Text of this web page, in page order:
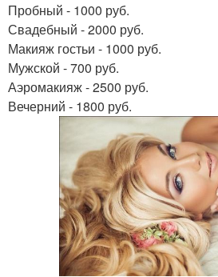
Пробный - 1000 руб.
Свадебный - 2000 руб.
Макияж гостьи - 1000 руб.
Мужской - 700 руб.
Аэромакияж - 2500 руб.
Вечерний - 1800 руб.